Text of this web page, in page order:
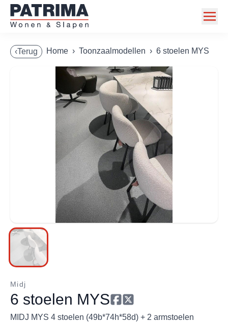
Collectie
Toonzaalmodellen
Acties
Merken
Info
Contact
‹Terug Home › Toonzaalmodellen › 6 stoelen MYS
Midj
6 stoelen MYS
MIDJ MYS 4 stoelen (49b*74h*58d) + 2 armstoelen